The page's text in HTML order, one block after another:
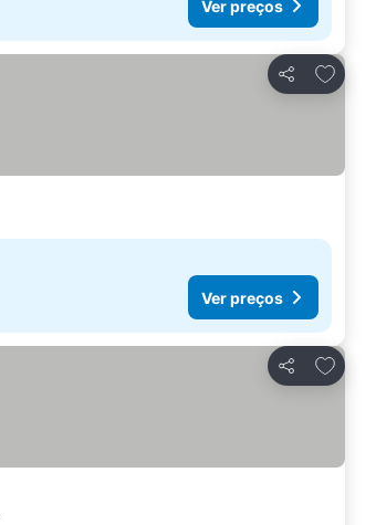
Ver preços
Partilhar
Ver preços
Partilhar